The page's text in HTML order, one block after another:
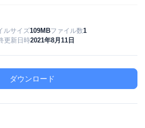
ルサイズ109MBファイル数1
更新日時2021年8月11日
ダウンロード